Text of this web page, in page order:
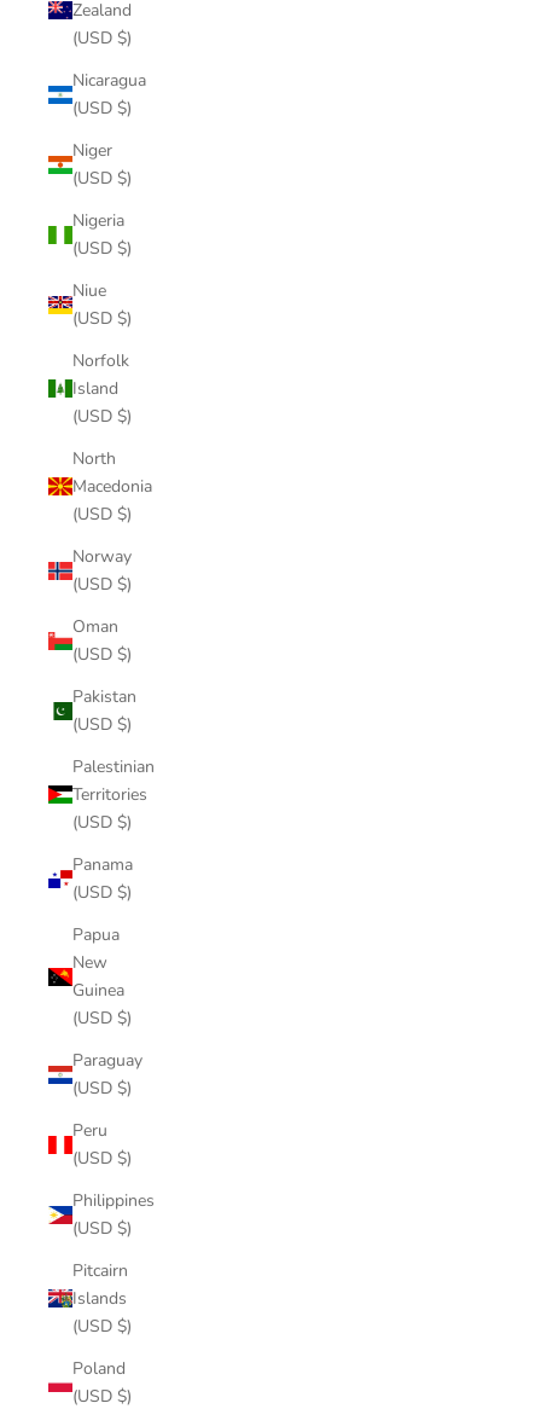
Zealand
(USD $)
Nicaragua
(USD $)
Niger
(USD $)
Nigeria
(USD $)
Niue
(USD $)
Norfolk
Island
(USD $)
North
Macedonia
(USD $)
Norway
(USD $)
Oman
(USD $)
Pakistan
(USD $)
Palestinian
Territories
(USD $)
Panama
(USD $)
Papua
New
Guinea
(USD $)
Paraguay
(USD $)
Peru
(USD $)
Philippines
(USD $)
Pitcairn
Islands
(USD $)
Poland
(USD $)